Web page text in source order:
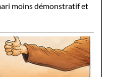
moins démonstratif et